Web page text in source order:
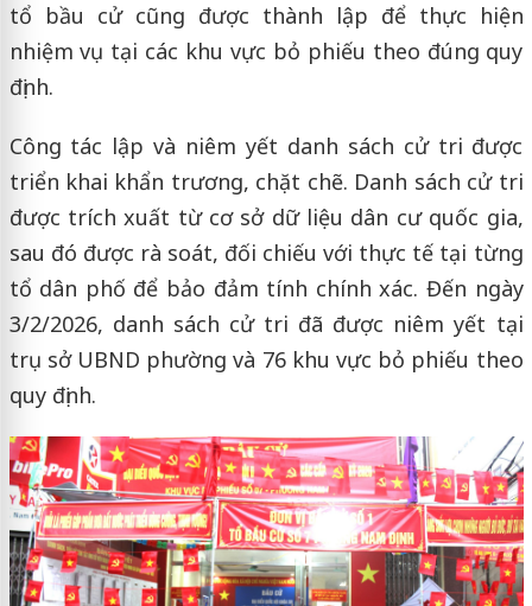
tổ bầu cử cũng được thành lập để thực hiện
nhiệm vụ tại các khu vực bỏ phiếu theo đúng quy
định.
Công tác lập và niêm yết danh sách cử tri được
triển khai khẩn trương, chặt chẽ. Danh sách cử tri
được trích xuất từ cơ sở dữ liệu dân cư quốc gia,
sau đó được rà soát, đối chiếu với thực tế tại từng
tổ dân phố để bảo đảm tính chính xác. Đến ngày
3/2/2026, danh sách cử tri đã được niêm yết tại
trụ sở UBND phường và 76 khu vực bỏ phiếu theo
quy định.